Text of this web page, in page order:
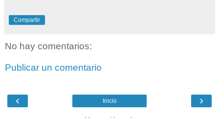
Compartir
No hay comentarios:
Publicar un comentario
‹ ›
Inicio